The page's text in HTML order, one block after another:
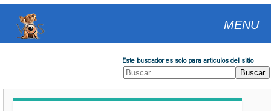
MENU
Este buscador es solo para articulos del sitio